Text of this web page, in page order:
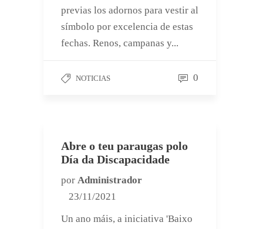
previas los adornos para vestir al
símbolo por excelencia de estas
fechas. Renos, campanas y...
NOTICIAS 0
Abre o teu paraugas polo
Día da Discapacidade
por Administrador
23/11/2021
Un ano máis, a iniciativa 'Baixo